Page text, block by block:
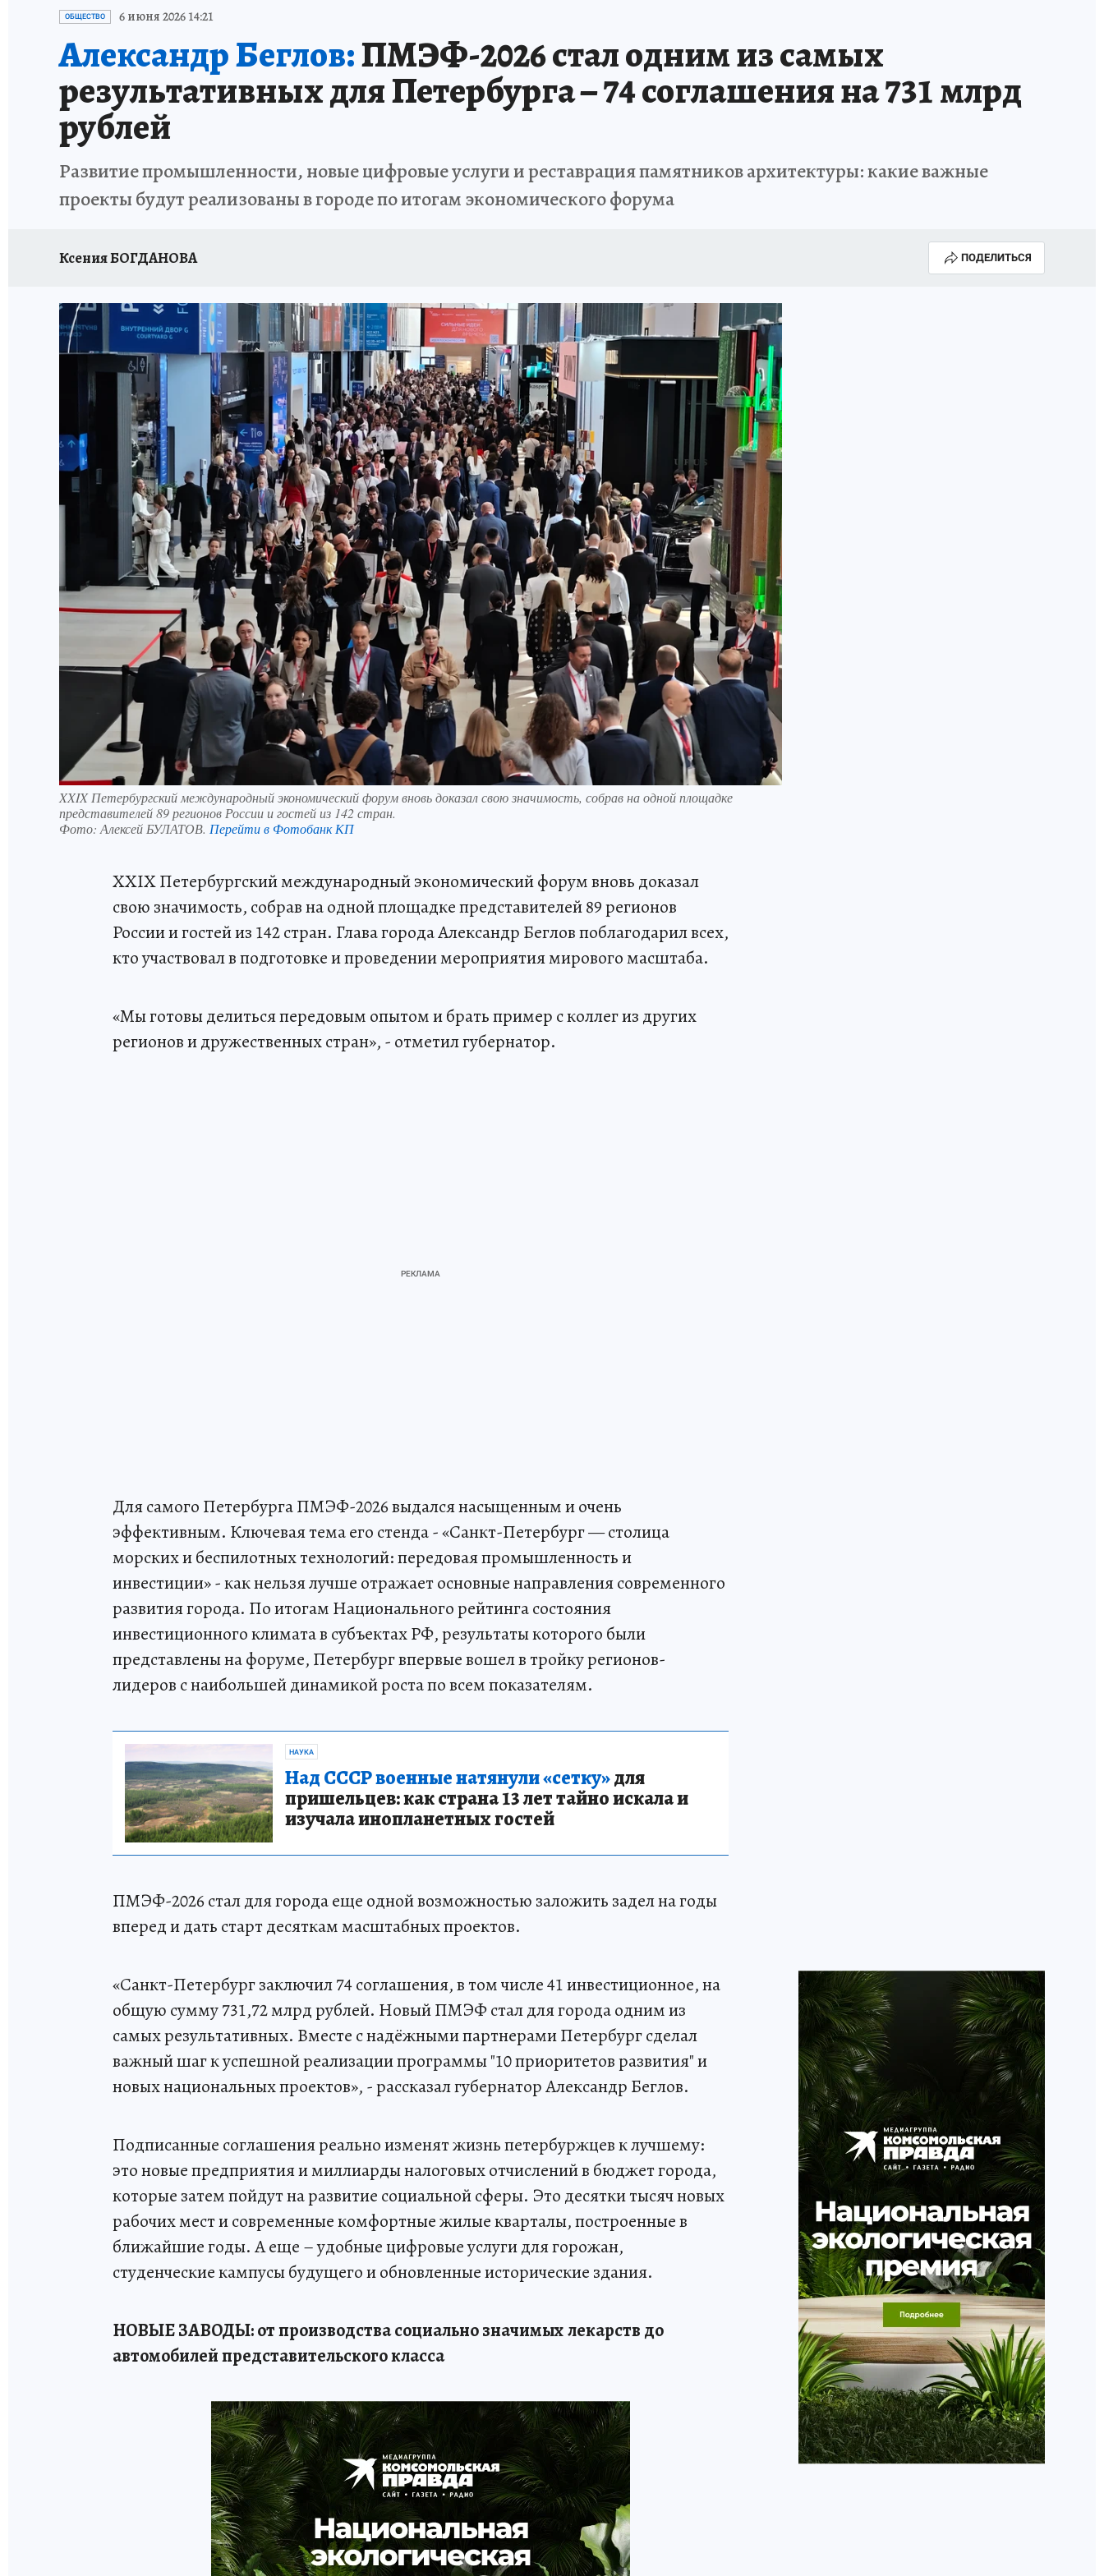
ИСПЫТАНО НА СЕБЕ
ОБЩЕСТВО 6 июня 2026 14:21
Александр Беглов:ПМЭФ-2026 стал одним из самых
результативных для Петербурга – 74 соглашения на 731 млрд
рублей
Развитие промышленности, новые цифровые услуги и реставрация памятников архитектуры: какие важные
проекты будут реализованы в городе по итогам экономического форума
Ксения БОГДАНОВА ПОДЕЛИТЬСЯ
XXIX Петербургский международный экономический форум вновь доказал свою значимость, собрав на одной площадке
представителей 89 регионов России и гостей из 142 стран.
Фото: Алексей БУЛАТОВ. Перейти в Фотобанк КП
XXIX Петербургский международный экономический форум вновь доказал
свою значимость, собрав на одной площадке представителей 89 регионов
России и гостей из 142 стран. Глава города Александр Беглов поблагодарил всех,
кто участвовал в подготовке и проведении мероприятия мирового масштаба.
«Мы готовы делиться передовым опытом и брать пример с коллег из других
регионов и дружественных стран», - отметил губернатор.
Для самого Петербурга ПМЭФ-2026 выдался насыщенным и очень
эффективным. Ключевая тема его стенда - «Санкт-Петербург — столица
морских и беспилотных технологий: передовая промышленность и
инвестиции» - как нельзя лучше отражает основные направления современного
развития города. По итогам Национального рейтинга состояния
инвестиционного климата в субъектах РФ, результаты которого были
представлены на форуме, Петербург впервые вошел в тройку регионов-
лидеров с наибольшей динамикой роста по всем показателям.
НАУКА
Над СССР военные натянули «сетку»для
пришельцев: как страна 13 лет тайно искала и
изучала инопланетных гостей
ПМЭФ-2026 стал для города еще одной возможностью заложить задел на годы
вперед и дать старт десяткам масштабных проектов.
«Санкт-Петербург заключил 74 соглашения, в том числе 41 инвестиционное, на
общую сумму 731,72 млрд рублей. Новый ПМЭФ стал для города одним из
самых результативных. Вместе с надёжными партнерами Петербург сделал
важный шаг к успешной реализации программы "10 приоритетов развития" и
новых национальных проектов», - рассказал губернатор Александр Беглов.
Подписанные соглашения реально изменят жизнь петербуржцев к лучшему:
это новые предприятия и миллиарды налоговых отчислений в бюджет города,
которые затем пойдут на развитие социальной сферы. Это десятки тысяч новых
рабочих мест и современные комфортные жилые кварталы, построенные в
ближайшие годы. А еще – удобные цифровые услуги для горожан,
студенческие кампусы будущего и обновленные исторические здания.
НОВЫЕ ЗАВОДЫ: от производства социально значимых лекарств до
автомобилей представительского класса